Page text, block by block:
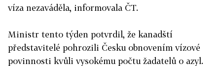
víza nezaváděla, informovala ČT.
Ministr tento týden potvrdil, že kanadští
představitelé pohrozili Česku obnovením vízové
povinnosti kvůli vysokému počtu žadatelů o azyl.